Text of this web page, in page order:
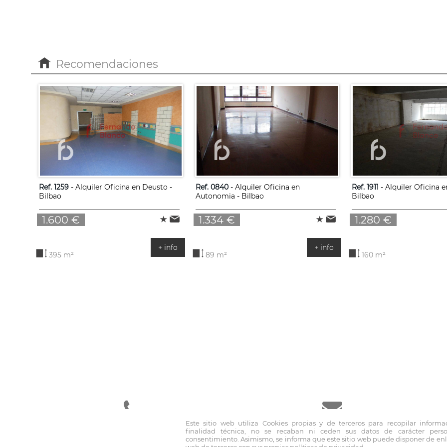
Recomendaciones
Ref. 1259 - Alquiler Oficina en Deusto -
Bilbao
1.600 €
395 m²
+ info
Ref. 0840- Alquiler Oficina en
Autonomia - Bilbao
1.334 €
89 m²
+ info
Ref. 1911 - Alquiler Oficina
Bilbao
1.280 €
160 m²
inmo@fernandoblancoapi.com
Este sitio web utiliza Cookies propias y de terceros para recopilar
finalidad técnica, no se recaban ni ceden sus datos de carácter
consentimiento. Asimismo, se informa que este sitio web puede disponer de